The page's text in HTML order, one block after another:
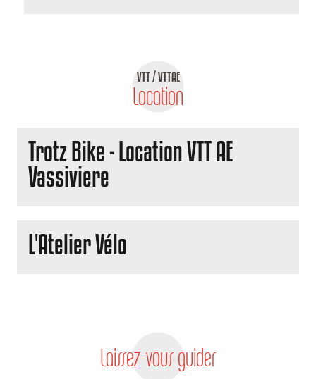
VTT / VTTAE
Location
Trotz Bike - Location VTT AE
Vassiviere
L'Atelier Vélo
Laissez-vous guider